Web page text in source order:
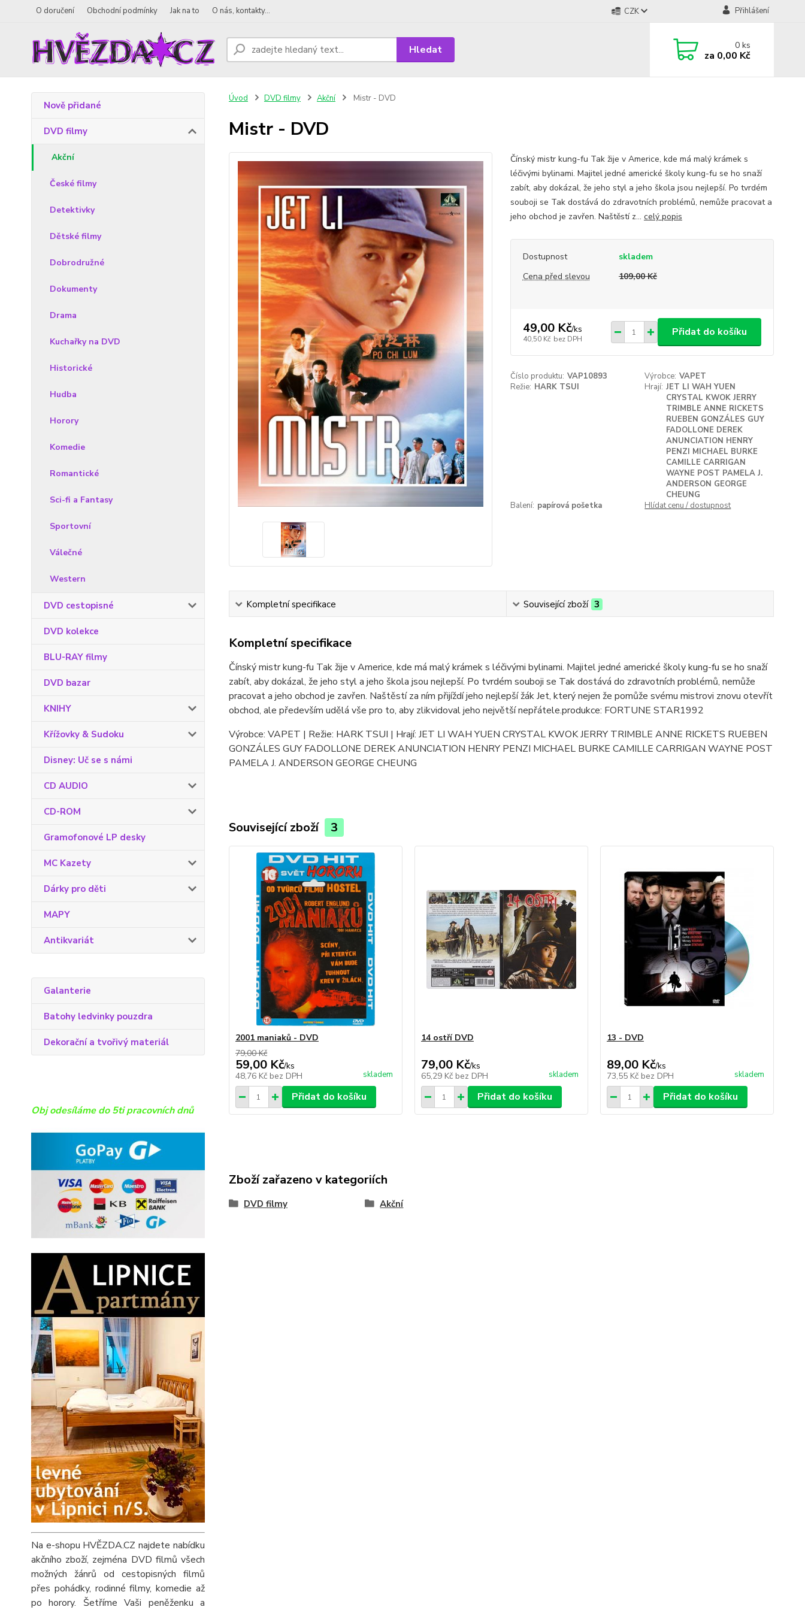
O doručení Obchodní podmínky Jak na to O nás, kontakty... CZK Přihlášení
Hledat 0ks
za 0,00 Kč
Nově přidané
DVD filmy
Akční
České filmy
Detektivky
Dětské filmy
Dobrodružné
Dokumenty
Drama
Kuchařky na DVD
Historické
Hudba
Horory
Komedie
Romantické
Sci-fi a Fantasy
Sportovní
Válečné
Western
DVD cestopisné
DVD kolekce
BLU-RAY filmy
DVD bazar
KNIHY
Křížovky & Sudoku
Disney: Uč se s námi
CD AUDIO
CD-ROM
Gramofonové LP desky
MC Kazety
Dárky pro děti
MAPY
Antikvariát
Galanterie
Batohy ledvinky pouzdra
Dekorační a tvořivý materiál
Obj odesíláme do 5ti pracovních dnů
Na e-shopu HVĚZDA.CZ najdete nabídku
akčního zboží, zejména DVD filmů všech
možných žánrů od cestopisných filmů
přes pohádky, rodinné filmy, komedie až
po horory. Šetříme Vaši peněženku a
Úvod DVD filmy Akční Mistr - DVD
Mistr - DVD
Čínský mistr kung-fu Tak žije v Americe, kde má malý krámek s
léčivými bylinami. Majitel jedné americké školy kung-fu se ho snaží
zabít, aby dokázal, že jeho styl a jeho škola jsou nejlepší. Po tvrdém
souboji se Tak dostává do zdravotních problémů, nemůže pracovat a
jeho obchod je zavřen. Naštěstí z... celý popis
Dostupnost
skladem
Cena před slevou
109,00 Kč
49,00 Kč/ks
40,50 Kč bez DPH
Přidat do košíku
Číslo produktu: VAP10893 Výrobce: VAPET
Režie: HARK TSUI Hrají: JET LI WAH YUEN
CRYSTAL KWOK JERRY
TRIMBLE ANNE RICKETS
RUEBEN GONZÁLES GUY
FADOLLONE DEREK
ANUNCIATION HENRY
PENZI MICHAEL BURKE
CAMILLE CARRIGAN
WAYNE POST PAMELA J.
ANDERSON GEORGE
CHEUNG
Balení: papírová pošetka Hlídat cenu / dostupnost
Kompletní specifikace Související zboží 3
Kompletní specifikace
Čínský mistr kung-fu Tak žije v Americe, kde má malý krámek s léčivými bylinami. Majitel jedné americké školy kung-fu se ho snaží
zabít, aby dokázal, že jeho styl a jeho škola jsou nejlepší. Po tvrdém souboji se Tak dostává do zdravotních problémů, nemůže
pracovat a jeho obchod je zavřen. Naštěstí za ním přijíždí jeho nejlepší žák Jet, který nejen že pomůže svému mistrovi znovu otevřít
obchod, ale především udělá vše pro to, aby zlikvidoval jeho největší nepřátele.produkce: FORTUNE STAR1992
Výrobce: VAPET | Režie: HARK TSUI | Hrají: JET LI WAH YUEN CRYSTAL KWOK JERRY TRIMBLE ANNE RICKETS RUEBEN
GONZÁLES GUY FADOLLONE DEREK ANUNCIATION HENRY PENZI MICHAEL BURKE CAMILLE CARRIGAN WAYNE POST
PAMELA J. ANDERSON GEORGE CHEUNG
Související zboží 3
2001 maniaků - DVD
79,00 Kč
59,00 Kč/ks
48,76 Kč bez DPH skladem
Přidat do košíku
14 ostří DVD
79,00 Kč/ks
65,29 Kč bez DPH skladem
Přidat do košíku
13 - DVD
89,00 Kč/ks
73,55 Kč bez DPH skladem
Přidat do košíku
Zboží zařazeno v kategoriích
DVD filmy Akční